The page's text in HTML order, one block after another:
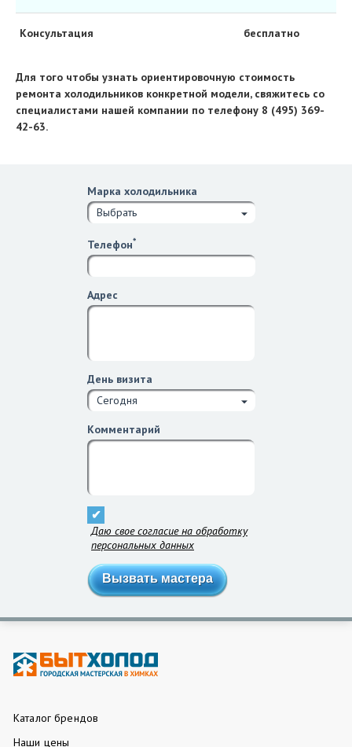
Консультация бесплатно
Для того чтобы узнать ориентировочную стоимость
ремонта холодильников конкретной модели, свяжитесь со
специалистами нашей компании по телефону 8 (495) 369-
42-63.
Марка холодильника
Выбрать
Телефон*
Адрес
День визита
Сегодня
Комментарий
Даю свое согласие на обработку
персональных данных
Каталог брендов
Наши цены